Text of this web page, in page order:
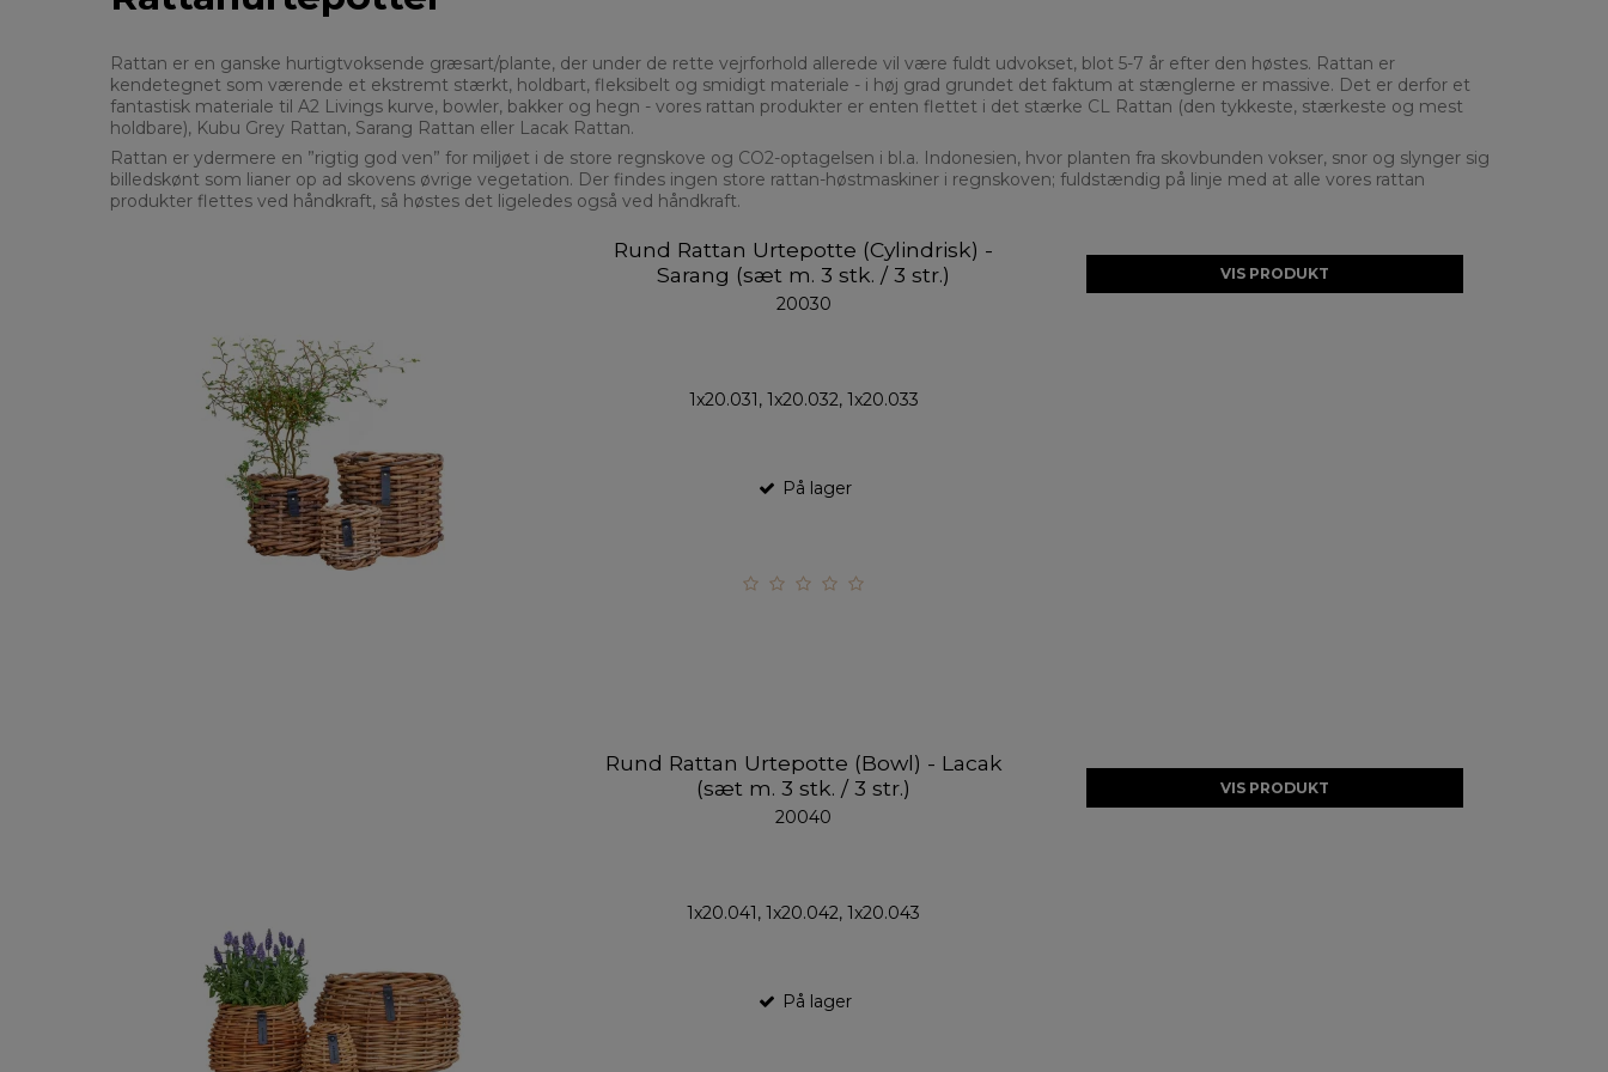
Rattan er en ganske hurtigtvoksende græsart/plante, der under de rette vejrforhold allerede vil være fuldt udvokset, blot 5-7 år efter den høstes. Rattan er
kendetegnet som værende et ekstremt stærkt, holdbart, fleksibelt og smidigt materiale - i høj grad grundet det faktum at stænglerne er massive. Det er derfor et
fantastisk materiale til A2 Livings kurve, bowler, bakker og hegn - vores rattan produkter er enten flettet i det stærke CL Rattan (den tykkeste, stærkeste og mest
holdbare), Kubu Grey Rattan, Sarang Rattan eller Lacak Rattan.
Rattan er ydermere en ”rigtig god ven” for miljøet i de store regnskove og CO2-optagelsen i bl.a. Indonesien, hvor planten fra skovbunden vokser, snor og slynger sig
billedskønt som lianer op ad skovens øvrige vegetation. Der findes ingen store rattan-høstmaskiner i regnskoven; fuldstændig på linje med at alle vores rattan
produkter flettes ved håndkraft, så høstes det ligeledes også ved håndkraft.
Rund Rattan Urtepotte (Cylindrisk) -
Sarang (sæt m. 3 stk. / 3 str.)
20030
1x20.031, 1x20.032, 1x20.033
På lager
VIS PRODUKT
Rund Rattan Urtepotte (Bowl) - Lacak
(sæt m. 3 stk. / 3 str.)
20040
1x20.041, 1x20.042, 1x20.043
På lager
VIS PRODUKT